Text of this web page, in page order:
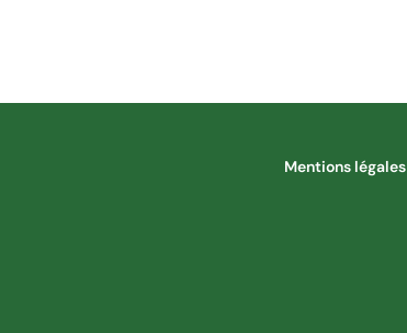
Mentions légales